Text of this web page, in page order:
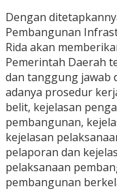
Dengan
Pembangunan
Rida akan
Pemerintah Daerah
dan tanggung jawab
adanya prosedur
belit, kejelasan
pembangunan,
kejelasan
pelaporan dan
pelaksanaan
pembangunan